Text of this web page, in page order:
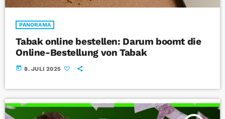
PANORAMA
Tabak online bestellen: Darum boomt die
Online-Bestellung von Tabak
today 8. JULI 2025